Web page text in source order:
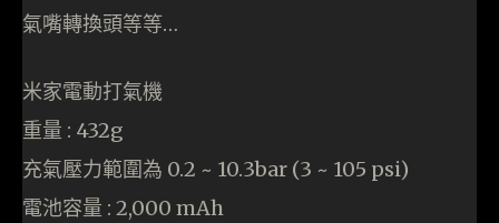
氣嘴轉換頭等等…
米家電動打氣機
重量 : 432g
充氣壓力範圍為 0.2 ~ 10.3bar (3 ~ 105 psi)
電池容量 : 2,000 mAh